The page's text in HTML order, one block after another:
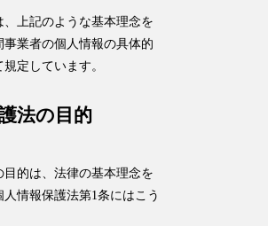
上記のような基本理念を
事業者の個人情報の具体的
定しています。
法の目的
的は、法律の基本理念を
情報保護法第1条にはこう